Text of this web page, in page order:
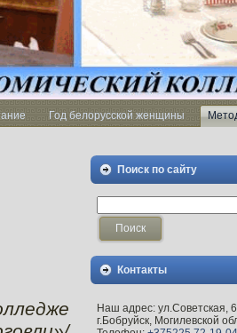
Год белорусской женщины
Поиск по сайту
Контакты
Наш адрес: ул.Советская,
г.Бобруйск, Могилевской